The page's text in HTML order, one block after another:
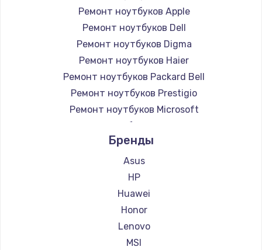
Ремонт ноутбуков Apple
Ремонт ноутбуков Dell
Ремонт ноутбуков Digma
Ремонт ноутбуков Haier
Ремонт ноутбуков Packard Bell
Ремонт ноутбуков Prestigio
Ремонт ноутбуков Microsoft
Ремонт ноутбуков Alienware
Ремонт ноутбуков Aquarius
Ремонт ноутбуков Gigabyte
Ремонт ноутбуков Aorus
Ремонт ноутбуков Maibenben
Ремонт ноутбуков Getac
Ремонт ноутбуков Epson
Ремонт ноутбуков Philips
Бренды
Asus
HP
Huawei
Honor
Lenovo
MSI